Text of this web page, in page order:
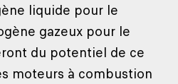
liquide pour le
gazeux pour le
du potentiel de ce
moteurs à combustion